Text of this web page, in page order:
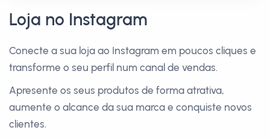
Loja no Instagram
Conecte a sua loja ao Instagram em poucos cliques e
transforme o seu perfil num canal de vendas.
Apresente os seus produtos de forma atrativa,
aumente o alcance da sua marca e conquiste novos
clientes.